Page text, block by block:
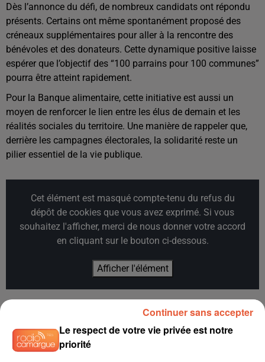
Dès l’annonce du défi, de nombreux candidats ont répondu
présents. Certains ont même spontanément proposé des
créneaux supplémentaires pour aller à la rencontre des
bénévoles et des donateurs. Cette dynamique positive laisse
espérer que l’objectif des “100 parrains pour 100 communes”
pourra être atteint rapidement.
Pour la Banque alimentaire, cette initiative est aussi un
moyen de renforcer le lien entre les élus de demain et les
réalités sociales du territoire. Une manière de rappeler que,
derrière les campagnes électorales, la solidarité reste un
pilier essentiel de la vie publique.
Cet élément est masqué compte-tenu du refus du
dépôt de cookies que vous avez exprimé. Si vous
souhaitez l'afficher, merci de nous donner votre accord
en cliquant sur le bouton ci-dessous.
Afficher l'élément
Le respect de votre vie privée est notre
priorité
Continuer sans accepter